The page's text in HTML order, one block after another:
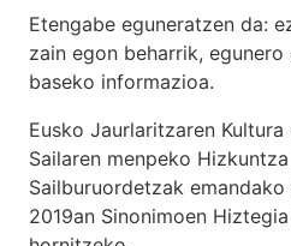
Etengabe eguneratzen da:
zain egon beharrik,
baseko informazioa.
Eusko Jaurlaritzaren
Sailaren menpeko
Sailburuordetzak
2019an Sinonimoen